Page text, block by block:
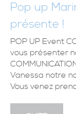
Pop up
présente !
POP UP Event
vous présenter
Vanessa notre
Vous venez